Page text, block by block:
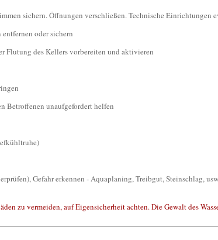
sichern. Öffnungen verschließen. Technische Einrichtungen
oder sichern
Flutung des Kellers vorbereiten und aktivieren
Betroffenen unaufgefordert helfen
Gefahr erkennen - Aquaplaning, Treibgut, Steinschlag,
zu vermeiden, auf Eigensicherheit achten. Die Gewalt des